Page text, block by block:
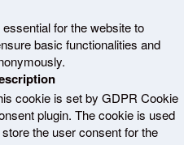
for the website to
basic functionalities and
cookie is set by GDPR Cookie
plugin. The cookie is used
the user consent for the